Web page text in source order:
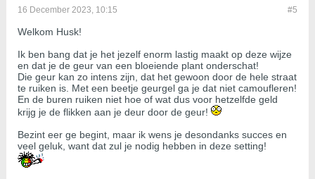
#5
16 December 2023, 10:15
Welkom Husk!
Ik ben bang dat je het jezelf enorm lastig maakt op deze wijze
en dat je de geur van een bloeiende plant onderschat!
Die geur kan zo intens zijn, dat het gewoon door de hele straat
te ruiken is. Met een beetje geurgel ga je dat niet camoufleren!
En de buren ruiken niet hoe of wat dus voor hetzelfde geld
krijg je de flikken aan je deur door de geur!
Bezint eer ge begint, maar ik wens je desondanks succes en
veel geluk, want dat zul je nodig hebben in deze setting!